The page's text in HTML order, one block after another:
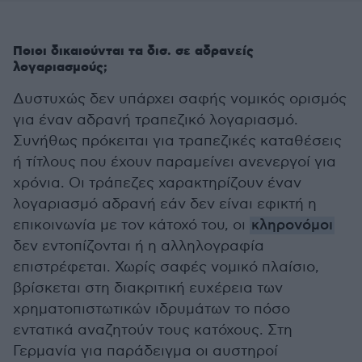
Ποιοι δικαιούνται τα δισ. σε αδρανείς
λογαριασμούς;
Δυστυχώς δεν υπάρχει σαφής νομικός ορισμός
για έναν αδρανή τραπεζικό λογαριασμό.
Συνήθως πρόκειται για τραπεζικές καταθέσεις
ή τίτλους που έχουν παραμείνει ανενεργοί για
χρόνια. Οι τράπεζες χαρακτηρίζουν έναν
λογαριασμό αδρανή εάν δεν είναι εφικτή η
επικοινωνία με τον κάτοχό του, οι κληρονόμοι
δεν εντοπίζονται ή η αλληλογραφία
επιστρέφεται. Χωρίς σαφές νομικό πλαίσιο,
βρίσκεται στη διακριτική ευχέρεια των
χρηματοπιστωτικών ιδρυμάτων το πόσο
εντατικά αναζητούν τους κατόχους. Στη
Γερμανία για παράδειγμα οι αυστηροί